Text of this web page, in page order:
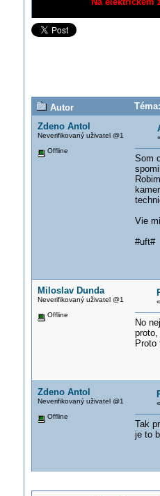
Autor
Zdeno Antol
Neverifikovaný uživatel @1
Offline
«
Som
Vie
#uft#
Miloslav Dunda
Neverifikovaný uživatel @1
Offline
«
No
Zdeno Antol
Neverifikovaný uživatel @1
Offline
«
Tak
je to